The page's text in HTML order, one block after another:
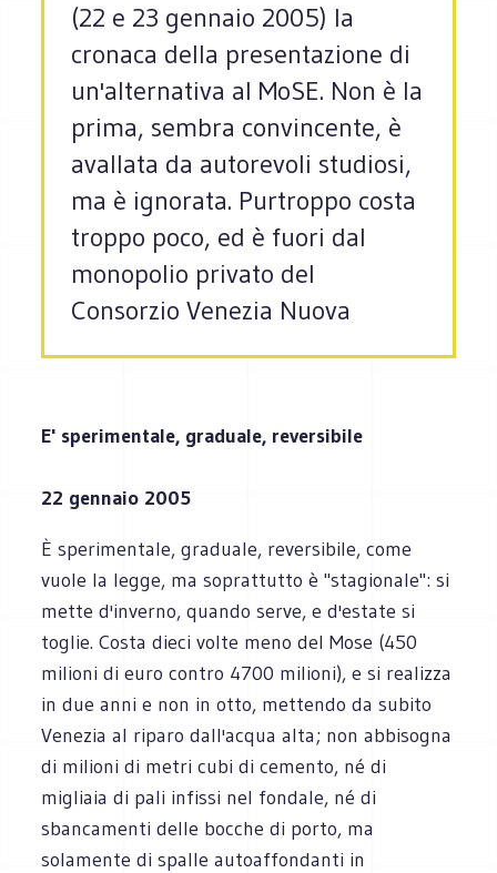
(22 e 23 gennaio 2005) la
cronaca della presentazione di
un'alternativa al MoSE. Non è la
prima, sembra convincente, è
avallata da autorevoli studiosi,
ma è ignorata. Purtroppo costa
troppo poco, ed è fuori dal
monopolio privato del
Consorzio Venezia Nuova
E' sperimentale, graduale, reversibile
22 gennaio 2005
È sperimentale, graduale, reversibile, come
vuole la legge, ma soprattutto è "stagionale": si
mette d'inverno, quando serve, e d'estate si
toglie. Costa dieci volte meno del Mose (450
milioni di euro contro 4700 milioni), e si realizza
in due anni e non in otto, mettendo da subito
Venezia al riparo dall'acqua alta; non abbisogna
di milioni di metri cubi di cemento, né di
migliaia di pali infissi nel fondale, né di
sbancamenti delle bocche di porto, ma
solamente di spalle autoaffondanti in